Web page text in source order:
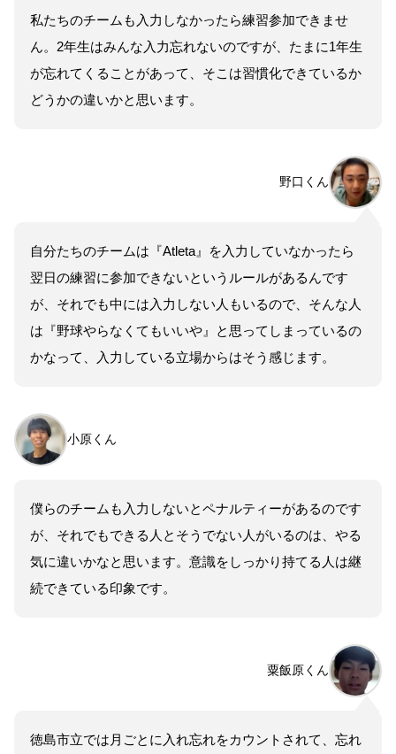
私たちのチームも入力しなかったら練習参加できませ
ん。2年生はみんな入力忘れないのですが、たまに1年生
が忘れてくることがあって、そこは習慣化できているか
どうかの違いかと思います。
自分たちのチームは『Atleta』を入力していなかったら
翌日の練習に参加できないというルールがあるんです
が、それでも中には入力しない人もいるので、そんな人
は『野球やらなくてもいいや』と思ってしまっているの
かなって、入力している立場からはそう感じます。
野口くん
僕らのチームも入力しないとペナルティーがあるのです
が、それでもできる人とそうでない人がいるのは、やる
気に違いかなと思います。意識をしっかり持てる人は継
続できている印象です。
小原くん
徳島市立では月ごとに入れ忘れをカウントされて、忘れ
粟飯原くん